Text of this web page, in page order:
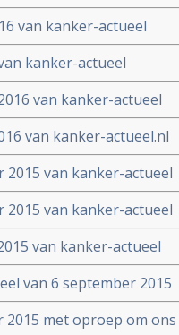
van kanker-actueel
kanker-actueel
van kanker-actueel
van kanker-actueel.nl
2015 van kanker-actueel
2015 van kanker-actueel
van kanker-actueel
van 6 september 2015
met oproep om